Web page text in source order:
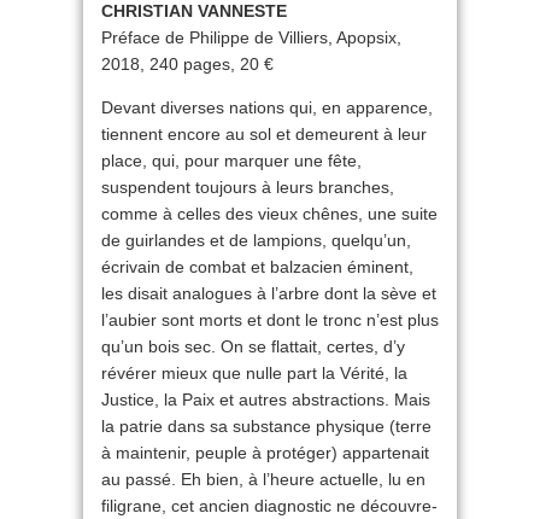
CHRISTIAN VANNESTE
Préface de Philippe de Villiers, Apopsix,
2018, 240 pages, 20 €
Devant diverses nations qui, en apparence,
tiennent encore au sol et demeurent à leur
place, qui, pour marquer une fête,
suspendent toujours à leurs branches,
comme à celles des vieux chênes, une suite
de guirlandes et de lampions, quelqu’un,
écrivain de combat et balzacien éminent,
les disait analogues à l’arbre dont la sève et
l’aubier sont morts et dont le tronc n’est plus
qu’un bois sec. On se flattait, certes, d’y
révérer mieux que nulle part la Vérité, la
Justice, la Paix et autres abstractions. Mais
la patrie dans sa substance physique (terre
à maintenir, peuple à protéger) appartenait
au passé. Eh bien, à l’heure actuelle, lu en
filigrane, cet ancien diagnostic ne découvre-